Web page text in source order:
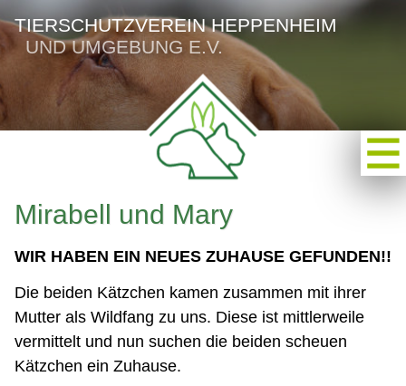
TIERSCHUTZVEREIN HEPPENHEIM
UND UMGEBUNG E.V.
Mirabell und Mary
WIR HABEN EIN NEUES ZUHAUSE GEFUNDEN!!
Die beiden Kätzchen kamen zusammen mit ihrer
Mutter als Wildfang zu uns. Diese ist mittlerweile
vermittelt und nun suchen die beiden scheuen
Kätzchen ein Zuhause.